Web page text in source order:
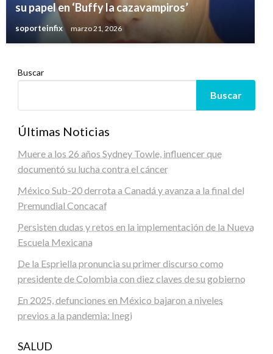
su papel en ‘Buffy la cazavampiros’
soporteinfix marzo 21, 2026
Buscar
Buscar
Últimas Noticias
Muere a los 26 años Sydney Towle, influencer que
documentó su lucha contra el cáncer
México Sub-20 derrota a Canadá y avanza a la final del
Premundial Concacaf
Persisten dudas y retos en la implementación de la Nueva
Escuela Mexicana
De la Espriella pronuncia su primer discurso como
presidente de Colombia con diez claves de su gobierno
En 2025, defunciones en México bajaron a niveles
previos a la pandemia: Inegi
SALUD